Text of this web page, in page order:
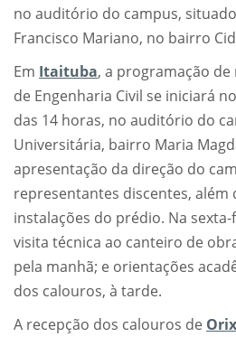
no auditório do campus,
Francisco Mariano, no bairro
Em Itaituba, a programação
de Engenharia Civil se iniciará
das 14 horas, no auditório do
Universitária, bairro Maria
apresentação da direção do
representantes discentes, além
instalações do prédio. Na
visita técnica ao canteiro de
pela manhã; e orientações
dos calouros, à tarde.
A recepção dos calouros de